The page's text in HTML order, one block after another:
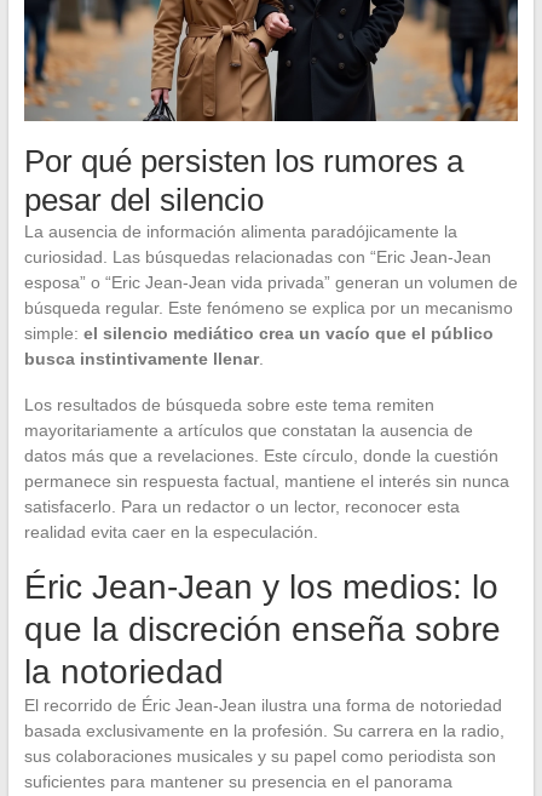
Por qué persisten los rumores a
pesar del silencio
La ausencia de información alimenta paradójicamente la
curiosidad. Las búsquedas relacionadas con “Eric Jean-Jean
esposa” o “Eric Jean-Jean vida privada” generan un volumen de
búsqueda regular. Este fenómeno se explica por un mecanismo
simple: el silencio mediático crea un vacío que el público
busca instintivamente llenar.
Los resultados de búsqueda sobre este tema remiten
mayoritariamente a artículos que constatan la ausencia de
datos más que a revelaciones. Este círculo, donde la cuestión
permanece sin respuesta factual, mantiene el interés sin nunca
satisfacerlo. Para un redactor o un lector, reconocer esta
realidad evita caer en la especulación.
Éric Jean-Jean y los medios: lo
que la discreción enseña sobre
la notoriedad
El recorrido de Éric Jean-Jean ilustra una forma de notoriedad
basada exclusivamente en la profesión. Su carrera en la radio,
sus colaboraciones musicales y su papel como periodista son
suficientes para mantener su presencia en el panorama